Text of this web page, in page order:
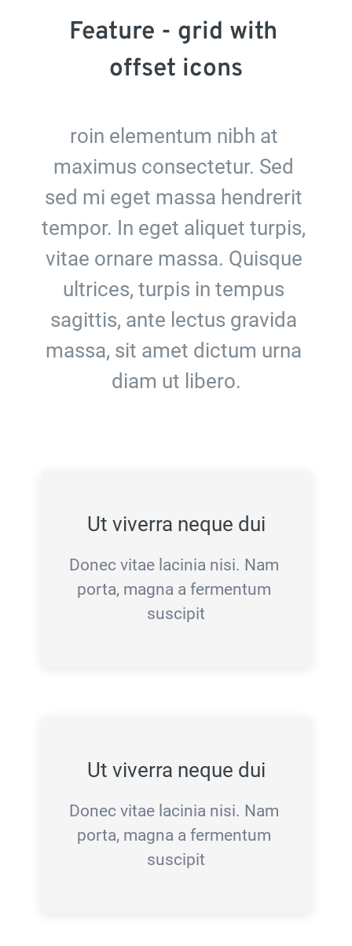
Feature - grid with
offset icons
roin elementum nibh at
maximus consectetur. Sed
sed mi eget massa hendrerit
tempor. In eget aliquet turpis,
vitae ornare massa. Quisque
ultrices, turpis in tempus
sagittis, ante lectus gravida
massa, sit amet dictum urna
diam ut libero.
Ut viverra neque dui
Donec vitae lacinia nisi. Nam
porta, magna a fermentum
suscipit
Ut viverra neque dui
Donec vitae lacinia nisi. Nam
porta, magna a fermentum
suscipit